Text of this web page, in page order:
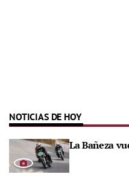
NOTICIAS DE HOY
La Bañeza